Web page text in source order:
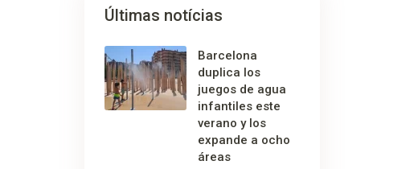
Últimas notícias
Barcelona
duplica los
juegos de agua
infantiles este
verano y los
expande a ocho
áreas